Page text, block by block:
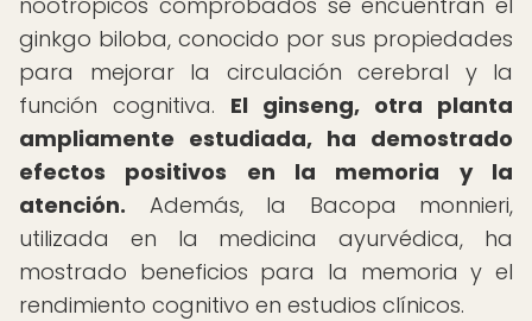
ginkgo biloba, conocido por sus propiedades
para mejorar la circulación cerebral y la
función cognitiva. El ginseng, otra planta
ampliamente estudiada, ha demostrado
efectos positivos en la memoria y la
atención. Además, la Bacopa monnieri,
utilizada en la medicina ayurvédica, ha
mostrado beneficios para la memoria y el
rendimiento cognitivo en estudios clínicos.